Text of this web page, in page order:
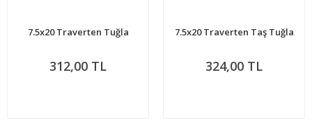
7.5x20 Traverten Tuğla
312,00 TL
7.5x20 Traverten Taş Tuğla
324,00 TL